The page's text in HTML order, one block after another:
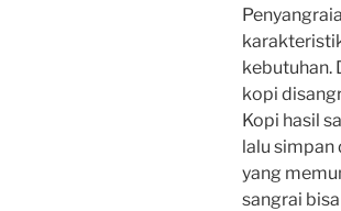
kebutuhan.
kopi
Kopi hasil
lalu simpan
yang
sangrai